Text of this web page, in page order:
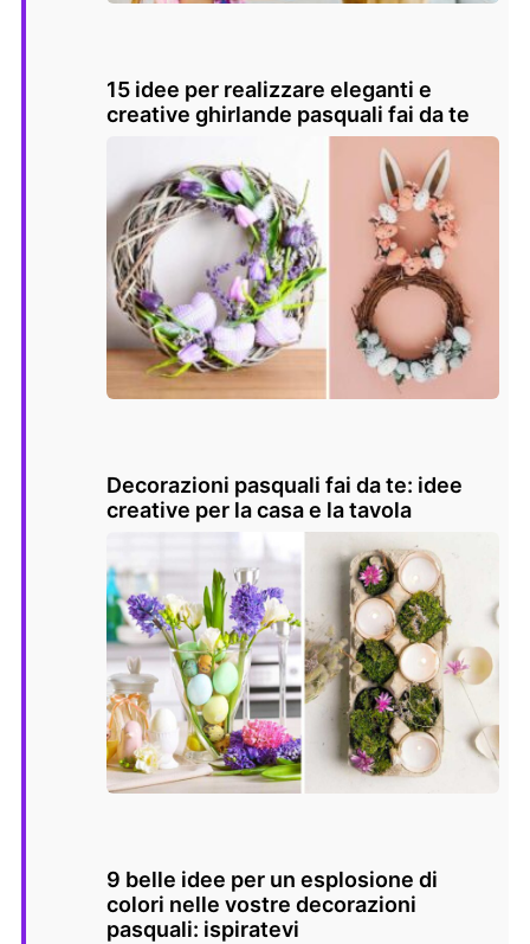
15 idee per realizzare eleganti e
creative ghirlande pasquali fai da te
Decorazioni pasquali fai da te: idee
creative per la casa e la tavola
9 belle idee per un esplosione di
colori nelle vostre decorazioni
pasquali: ispiratevi